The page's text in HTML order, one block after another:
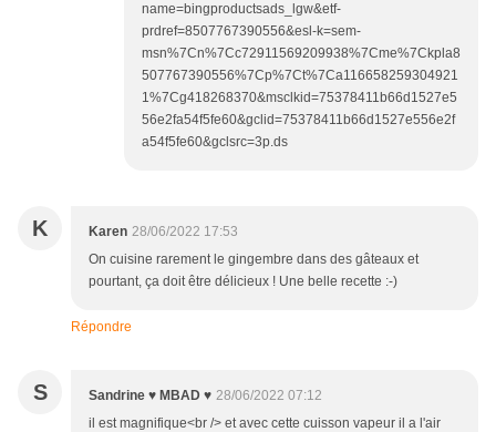
name=bingproductsads_lgw&etf-
prdref=8507767390556&esl-k=sem-
msn%7Cn%7Cc72911569209938%7Cme%7Ckpla8
507767390556%7Cp%7Ct%7Ca116658259304921
1%7Cg418268370&msclkid=75378411b66d1527e5
56e2fa54f5fe60&gclid=75378411b66d1527e556e2f
a54f5fe60&gclsrc=3p.ds
K Karen 28/06/2022 17:53
On cuisine rarement le gingembre dans des gâteaux et
pourtant, ça doit être délicieux ! Une belle recette :-)
Répondre
S Sandrine ♥ MBAD ♥ 28/06/2022 07:12
il est magnifique<br /> et avec cette cuisson vapeur il a l'air